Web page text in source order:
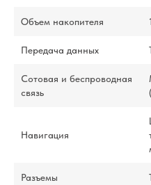
Объем накопителя
Передача данных
Сотовая и беспроводная
связь
Навигация
Разъемы